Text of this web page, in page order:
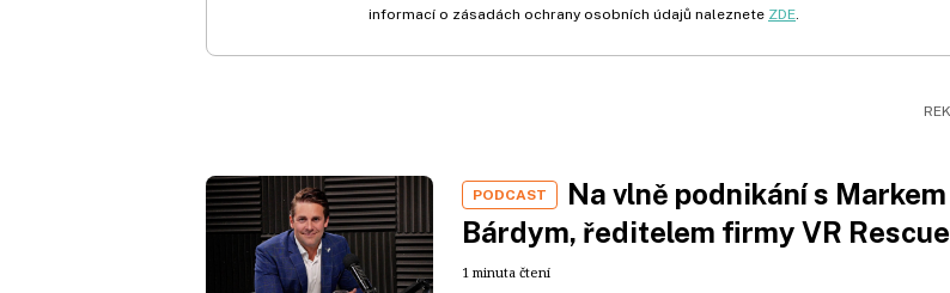
informací o zásadách ochrany osobních údajů naleznete ZDE
PODCAST
Na vlně podnikání s Markem
Bárdym, ředitelem firmy VR Rescue
1 minuta čtení